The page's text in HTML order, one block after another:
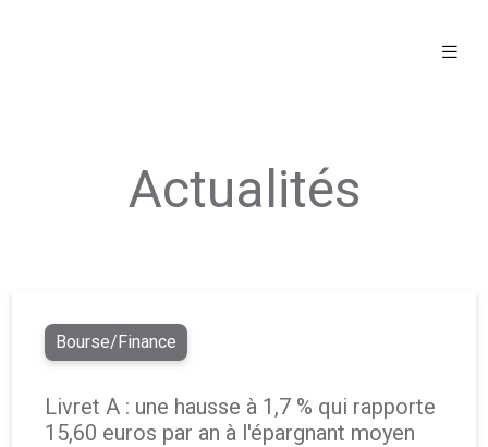
Actualités
Bourse/Finance
Livret A : une hausse à 1,7 % qui rapporte
15,60 euros par an à l'épargnant moyen